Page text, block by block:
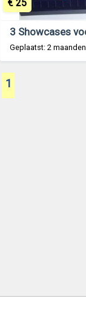
Geplaatst: 2 maanden
€ 25
1